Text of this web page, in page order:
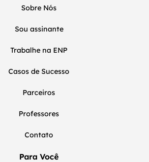
Sobre Nós
Sou assinante
Trabalhe na ENP
Casos de Sucesso
Parceiros
Professores
Contato
Para Você